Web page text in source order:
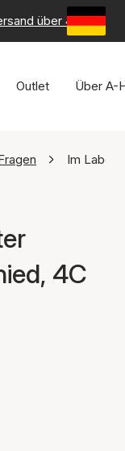
über 49 € -
Outlet Über A-
Im Labor
4C